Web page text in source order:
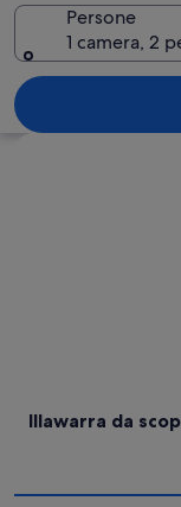
Persone
1 camera, 2
Illawarra da